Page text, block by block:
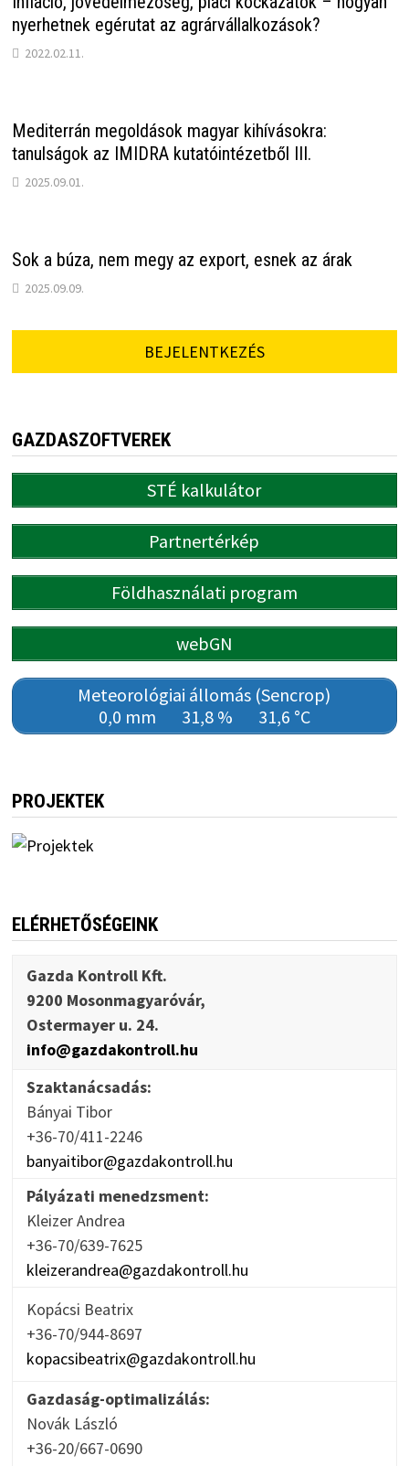
nyerhetnek egérutat az agrárvállalkozások?
2022.02.11.
Mediterrán megoldások magyar kihívásokra:
tanulságok az IMIDRA kutatóintézetből III.
2025.09.01.
Sok a búza, nem megy az export, esnek az árak
2025.09.09.
BEJELENTKEZÉS
GAZDASZOFTVEREK
STÉ kalkulátor
Partnertérkép
Földhasználati program
webGN
Meteorológiai állomás (Sencrop)
0,0 mm
31,8 % 31,6 °C
PROJEKTEK
ELÉRHETŐSÉGEINK
Gazda Kontroll Kft.
9200 Mosonmagyaróvár,
Ostermayer u. 24.
info@gazdakontroll.hu
Szaktanácsadás:
Bányai Tibor
+36-70/411-2246
banyaitibor@gazdakontroll.hu
Pályázati menedzsment:
Kleizer Andrea
+36-70/639-7625
kleizerandrea@gazdakontroll.hu
Kopácsi Beatrix
+36-70/944-8697
kopacsibeatrix@gazdakontroll.hu
Gazdaság-optimalizálás:
Novák László
+36-20/667-0690